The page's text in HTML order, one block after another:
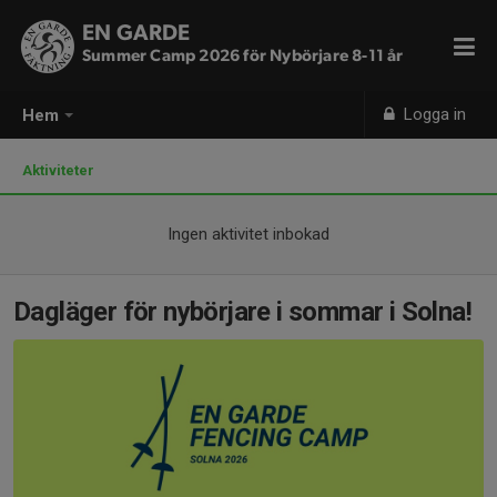
Hem Logga in
EN GARDE
Summer Camp 2026 för Nybörjare 8-11 år
Aktiviteter
Ingen aktivitet inbokad
Dagläger för nybörjare i sommar i Solna!